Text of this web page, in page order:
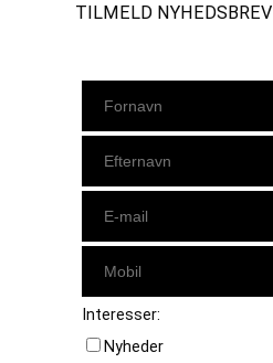
TILMELD NYHEDSBREV
Interesser:
Nyheder